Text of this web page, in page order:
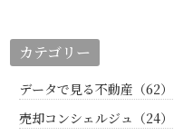
カテゴリー
データで見る不動産（62）
売却コンシェルジュ（24）